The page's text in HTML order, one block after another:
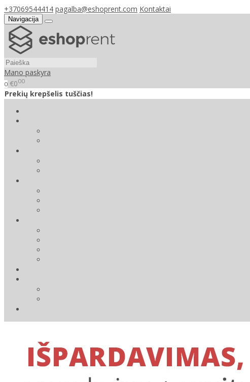
+37069544414 pagalba@eshoprent.com Kontaktai
Navigacija
Mano paskyra
0 €000
Prekių krepšelis tuščias!